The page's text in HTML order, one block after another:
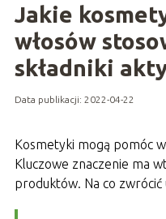
Jakie
włosów
składniki
Data publikacji: 2022-04-22
Kosmetyki mogą pomóc
Kluczowe znaczenie ma
produktów. Na co zwrócić